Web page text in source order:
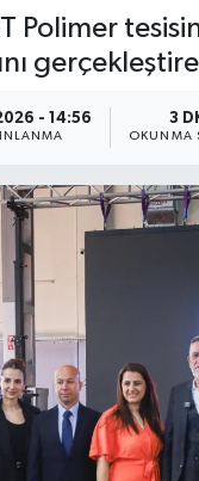
Polimer
- 14:56 3
OKUNMA